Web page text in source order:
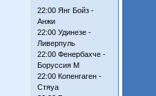
22:00 Янг Бойз -
Анжи
22:00 Удинезе -
Ливерпуль
22:00 Фенербахче -
Боруссия М
22:00 Копенгаген -
Стяуа